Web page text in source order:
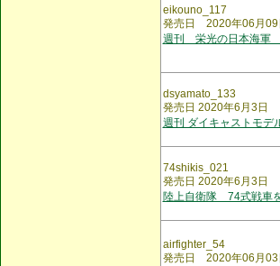
eikouno_117
発売日 2020年06月09
週刊 栄光の日本海軍
dsyamato_133
発売日 2020年6月3日
週刊 ダイキャストモ
74shikis_021
発売日 2020年6月3日
陸上自衛隊 74式戦車
airfighter_54
発売日 2020年06月03